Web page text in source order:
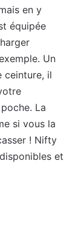
en y
équipée
Un
ceinture, il
La
si vous la
! Nifty
et